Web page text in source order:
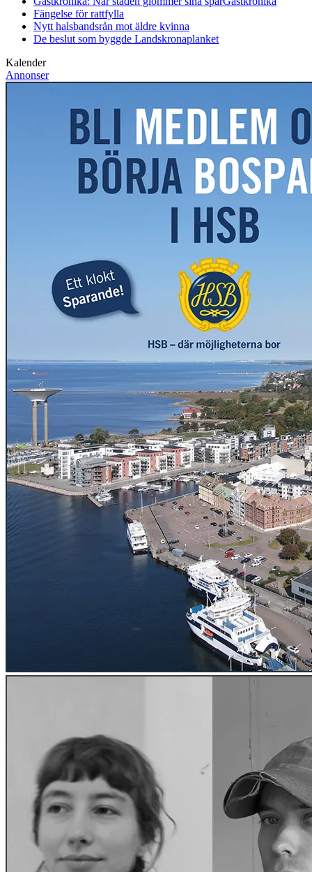
Fängelse för rattfylla
Nytt halsbandsrån mot äldre kvinna
De beslut som byggde Landskronaplanket
Kalender
Annonser